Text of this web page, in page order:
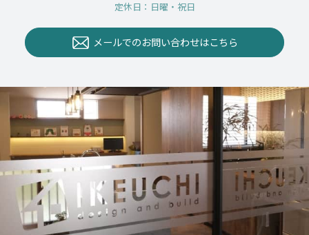
定休日：日曜・祝日
メールでのお問い合わせはこちら